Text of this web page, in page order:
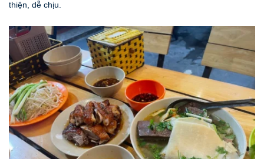
thiện, dễ chịu.